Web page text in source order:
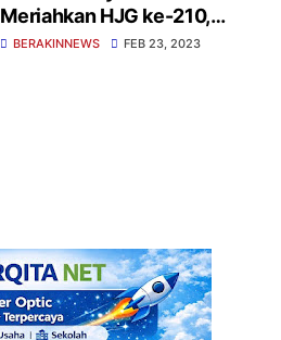
Meriahkan HJG ke-210,
Nikmati Liwet Bersama
BERAKINNEWS FEB 23, 2023